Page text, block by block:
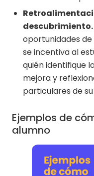
descubrimiento.
oportunidades
se incentiva al
quién identifique
mejora y
particulares de
Ejemplos de
alumno